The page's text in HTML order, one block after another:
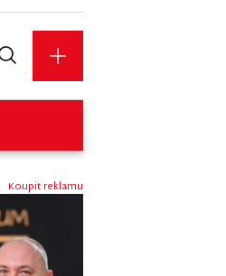
Koupit reklamu